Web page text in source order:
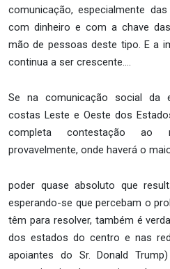
comunicação, especialmente
com dinheiro e com a chave
mão de pessoas deste tipo. E a
continua a ser crescente….
Se na comunicação social da
costas Leste e Oeste dos
completa contestação ao
provavelmente, onde haverá o
poder quase absoluto que
esperando-se que percebam o
têm para resolver, também é
dos estados do centro e nas
apoiantes do Sr. Donald